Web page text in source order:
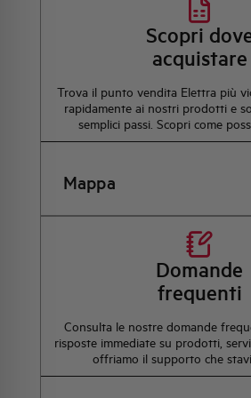
Scopri
acquistare
Trova il punto vendita Elettra più
rapidamente ai nostri prodotti e
semplici passi. Scopri come
Mappa
Domande
frequenti
Consulta le nostre domande
risposte immediate su prodotti,
offriamo il supporto che